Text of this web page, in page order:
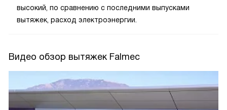
высокий, по сравнению с последними выпусками
вытяжек, расход электроэнергии.
Видео обзор вытяжек Falmec